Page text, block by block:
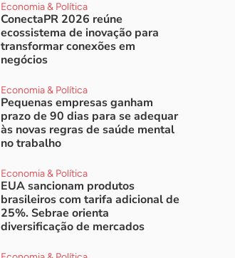
Economia & Política
ConectaPR 2026 reúne
ecossistema de inovação para
transformar conexões em
negócios
Economia & Política
Pequenas empresas ganham
prazo de 90 dias para se adequar
às novas regras de saúde mental
no trabalho
Economia & Política
EUA sancionam produtos
brasileiros com tarifa adicional de
25%. Sebrae orienta
diversificação de mercados